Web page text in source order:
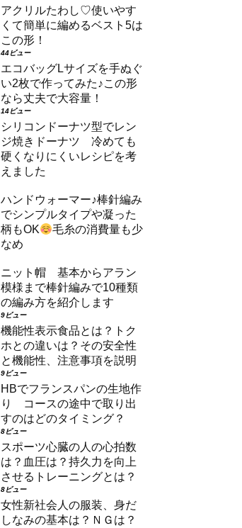
アクリルたわし♡使いやす
くて簡単に編めるベスト5は
この形！
44ビュー
エコバッグLサイズを手ぬぐ
い2枚で作ってみた♪この形
なら丈夫で大容量！
14ビュー
シリコンドーナツ型でレン
ジ焼きドーナツ 冷めても
硬くなりにくいレシピを考
えました
ハンドウォーマー♪棒針編み
でシンプルタイプや凝った
柄もOK
毛糸の消費量も少
なめ
ニット帽 基本からアラン
模様まで棒針編みで10種類
の編み方を紹介します
9ビュー
機能性表示食品とは？トク
ホとの違いは？その安全性
と機能性、注意事項を説明
9ビュー
HBでフランスパンの生地作
り コースの途中で取り出
すのはどのタイミング？
8ビュー
スポーツ心臓の人の心拍数
は？血圧は？持久力を向上
させるトレーニングとは？
8ビュー
女性新社会人の服装、身だ
しなみの基本は？ＮＧは？